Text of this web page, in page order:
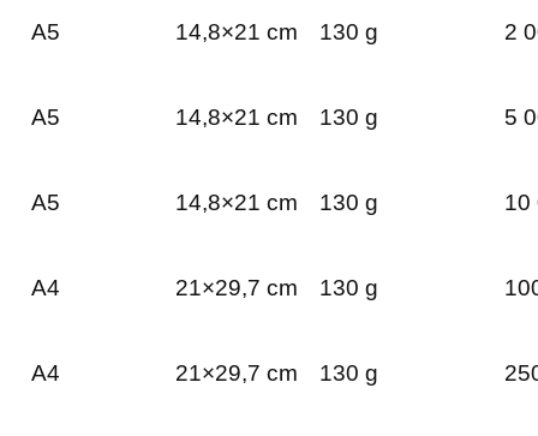
A5 14,8×21 cm 130 g 2
A5 14,8×21 cm 130 g 5
A5 14,8×21 cm 130 g 10
A4 21×29,7 cm 130 g
A4 21×29,7 cm 130 g